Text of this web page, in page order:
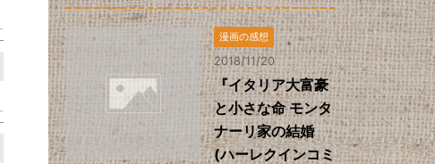
漫画の感想
2018/11/20
『イタリア大富豪
と小さな命 モンタ
ナーリ家の結婚
(ハーレクインコミ